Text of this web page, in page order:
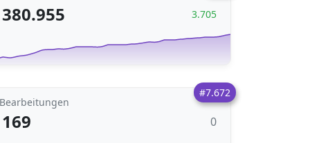
380.955 3.705
#7.672
Bearbeitungen
169 0